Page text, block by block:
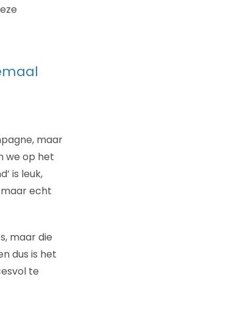
maar
we op het
is leuk,
echt
maar die
dus is het
te